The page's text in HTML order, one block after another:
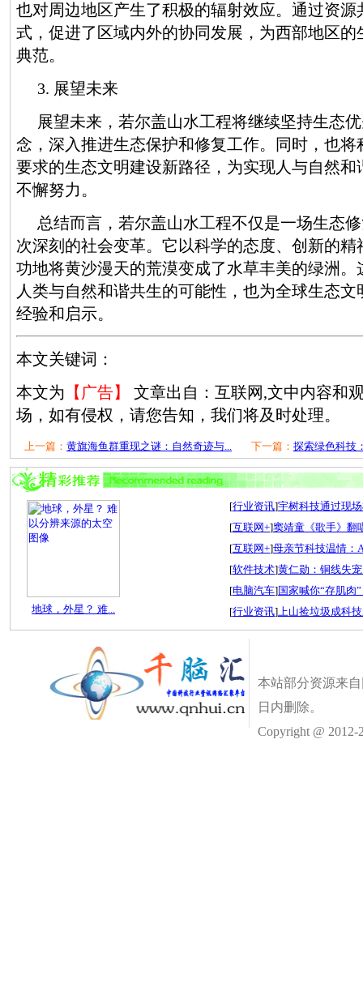
也对周边地区产生了积极的辐射效应。通过资源
式，促进了区域内外的协同发展，为西部地区的
典范。
3. 展望未来
展望未来，若尔盖山水工程将继续坚持生态
念，深入推进生态保护和修复工作。同时，也将
要求的生态文明建设新路径，为实现人与自然和
不懈努力。
总结而言，若尔盖山水工程不仅是一场生态
次深刻的社会变革。它以科学的态度、创新的
功地将黄沙漫天的荒漠变成了水草丰美的绿洲。
人类与自然和谐共生的可能性，也为全球生态
经验和启示。
本文关键词：
本文为 【广告】
文章出自：互联网,文中内容和
场，如有侵权，请您告知，我们将及时处理。
上一篇： 黄旗海鱼群重现之谜：自然奇迹与... 下一篇： 探索绿色科技
地球，外星？ 难...
[行业资讯]宇树科技通过现
[互联网+]窦靖童《歌手》翻
[互联网+]母亲节科技温情：
[软件技术]黄仁勋：铜线失
[电脑汽车]国家喊你“存肌肉
[行业资讯]上山捡垃圾成科
本站部分资源来
日内删除。
Copyright @ 2012-